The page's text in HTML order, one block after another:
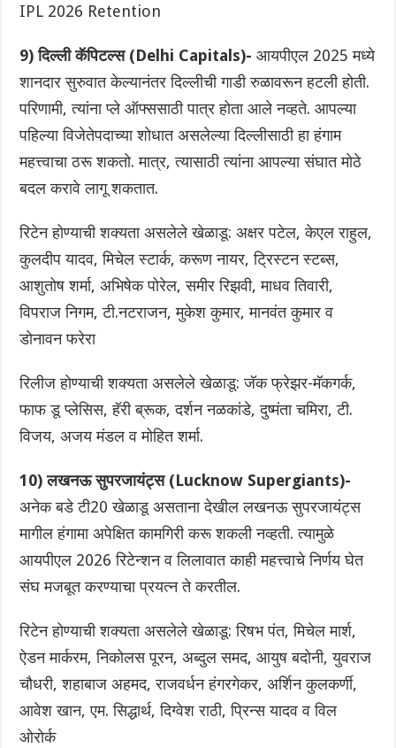
IPL 2026 Retention
9) दिल्ली कॅपिटल्स (Delhi Capitals)- आयपीएल 2025 मध्ये
शानदार सुरुवात केल्यानंतर दिल्लीची गाडी रुळावरून हटली होती.
परिणामी, त्यांना प्ले ऑफ्ससाठी पात्र होता आले नव्हते. आपल्या
पहिल्या विजेतेपदाच्या शोधात असलेल्या दिल्लीसाठी हा हंगाम
महत्त्वाचा ठरू शकतो. मात्र, त्यासाठी त्यांना आपल्या संघात मोठे
बदल करावे लागू शकतात.
रिटेन होण्याची शक्यता असलेले खेळाडू: अक्षर पटेल, केएल राहुल,
कुलदीप यादव, मिचेल स्टार्क, करूण नायर, ट्रिस्टन स्टब्स,
आशुतोष शर्मा, अभिषेक पोरेल, समीर रिझवी, माधव तिवारी,
विपराज निगम, टी.नटराजन, मुकेश कुमार, मानवंत कुमार व
डोनावन फरेरा
रिलीज होण्याची शक्यता असलेले खेळाडू: जॅक फ्रेझर-मॅकगर्क,
फाफ डू प्लेसिस, हॅरी ब्रूक, दर्शन नळकांडे, दुष्मंता चमिरा, टी.
विजय, अजय मंडल व मोहित शर्मा.
10) लखनऊ सुपरजायंट्स (Lucknow Supergiants)-
अनेक बडे टी20 खेळाडू असताना देखील लखनऊ सुपरजायंट्स
मागील हंगामा अपेक्षित कामगिरी करू शकली नव्हती. त्यामुळे
आयपीएल 2026 रिटेन्शन व लिलावात काही महत्त्वाचे निर्णय घेत
संघ मजबूत करण्याचा प्रयत्न ते करतील.
रिटेन होण्याची शक्यता असलेले खेळाडू: रिषभ पंत, मिचेल मार्श,
ऐडन मार्करम, निकोलस पूरन, अब्दुल समद, आयुष बदोनी, युवराज
चौधरी, शहाबाज अहमद, राजवर्धन हंगरगेकर, अर्शिन कुलकर्णी,
आवेश खान, एम. सिद्धार्थ, दिग्वेश राठी, प्रिन्स यादव व विल‌
ओरोर्क